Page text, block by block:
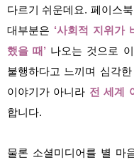
다르기 쉬운데요. 페이스
대부분은 ‘사회적 지위가
했을 때’ 나오는 것으로
불행하다고 느끼며 심각
이야기가 아니라 전 세계
합니다.
물론 소셜미디어를 별 마